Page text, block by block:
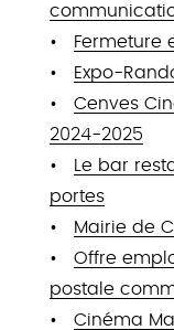
Fermeture
Expo-
Cenves
2024-2025
Le bar
portes
Mairie de
Offre
postale
Cinéma